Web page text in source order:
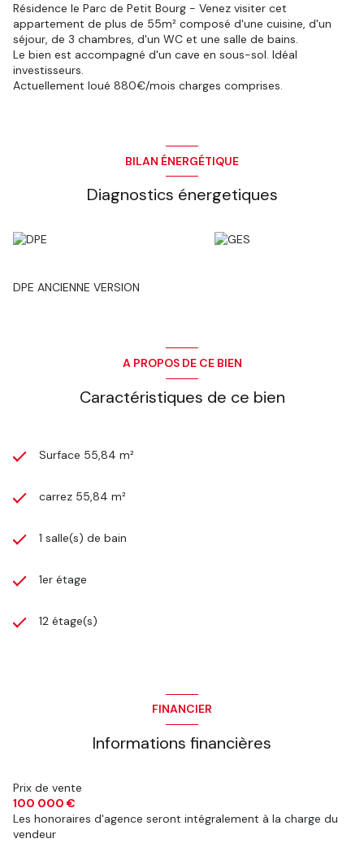
Résidence le Parc de Petit Bourg - Venez visiter cet
appartement de plus de 55m² composé d'une cuisine, d'un
séjour, de 3 chambres, d'un WC et une salle de bains.
Le bien est accompagné d'un cave en sous-sol. Idéal
investisseurs.
Actuellement loué 880€/mois charges comprises.
BILAN ÉNERGÉTIQUE
Diagnostics énergetiques
DPE ANCIENNE VERSION
A PROPOS DE CE BIEN
Caractéristiques de ce bien
Surface 55,84 m²
carrez 55,84 m²
1 salle(s) de bain
1er étage
12 étage(s)
FINANCIER
Informations financières
Prix de vente
100 000 €
Les honoraires d'agence seront intégralement à la charge du
vendeur